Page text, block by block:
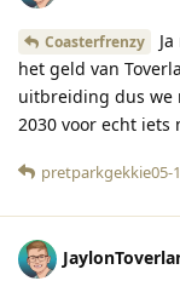
Coasterfrenzy
het geld van
uitbreiding dus we
2030 voor echt iets
pretparkgekkie05-